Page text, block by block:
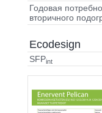
Годовая
вторичного
Ecodesign
SFPint